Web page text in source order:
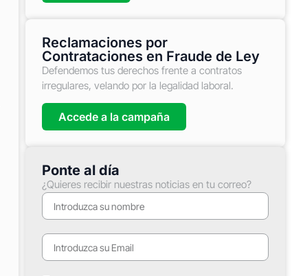
Reclamaciones por
Contrataciones en Fraude de Ley
Defendemos tus derechos frente a contratos
irregulares, velando por la legalidad laboral.
Accede a la campaña
Ponte al día
¿Quieres recibir nuestras noticias en tu correo?